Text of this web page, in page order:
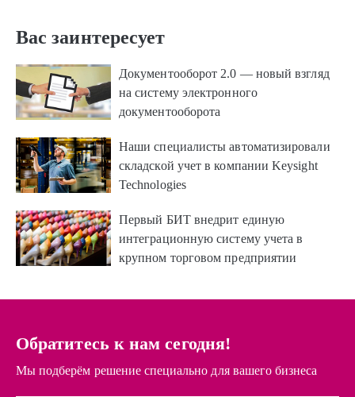
Вас заинтересует
Документооборот 2.0 — новый взгляд
на систему электронного
документооборота
Наши специалисты автоматизировали
складской учет в компании Keysight
Technologies
Первый БИТ внедрит единую
интеграционную систему учета в
крупном торговом предприятии
Обратитесь к нам сегодня!
Мы подберём решение специально для вашего бизнеса